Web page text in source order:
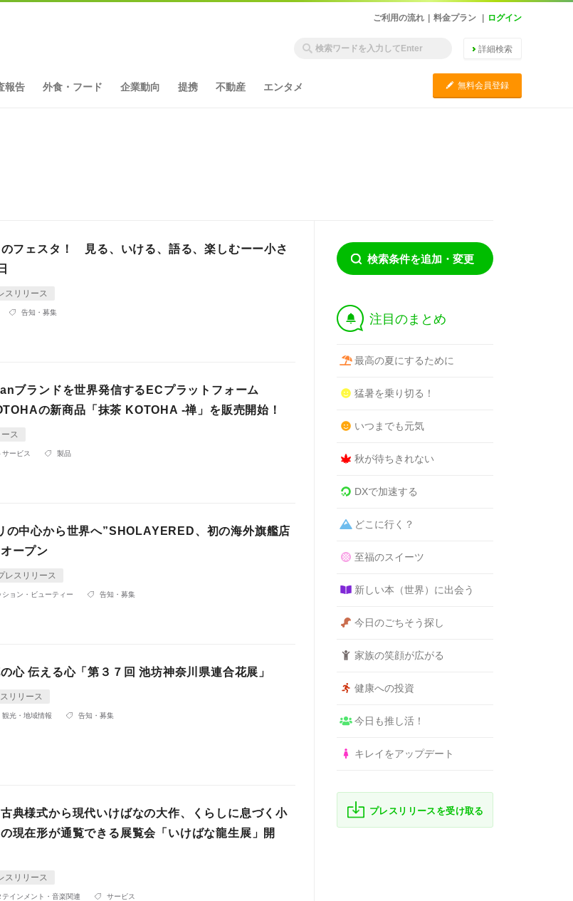
ご利用の流れ 料金プラン ログイン
詳細検索
報告 外食・フード 企業動向 提携 不動産 エンタメ C 無料会員登録
フェスタ！ 見る、いける、語る、楽しむーー小さ
スリリース
告知・募集
ブランドを世界発信するECプラットフォーム
の新商品「抹茶 KOTOHA -禅」を販売開始！
ス
サービス 製品
の中心から世界へ”SHOLAYERED、初の海外旗艦店
ープン
レスリリース
ション・ビューティー 告知・募集
心 伝える心「第３７回 池坊神奈川県連合花展」
リリース
観光・地域情報 告知・募集
典様式から現代いけばなの大作、くらしに息づく小
現在形が通覧できる展覧会「いけばな龍生展」開
スリリース
テインメント・音楽関連 サービス
検索条件を追加・変更
† 注目のまとめ
最高の夏にするために
猛暑を乗り切る！
いつまでも元気
秋が待ちきれない
DXで加速する
どこに行く？
至福のスイーツ
新しい本（世界）に出会う
今日のごちそう探し
家族の笑顔が広がる
健康への投資
今日も推し活！
キレイをアップデート
プレスリリースを受け取る